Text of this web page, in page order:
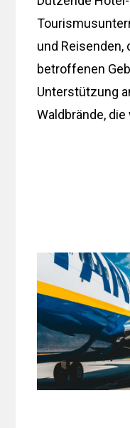
und Reisenden,
betroffenen
Unterstützung
Waldbrände,